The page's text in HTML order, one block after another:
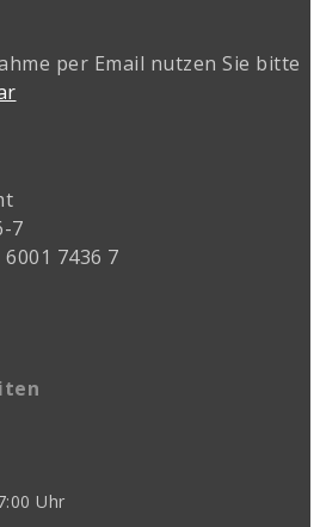
per Email nutzen Sie bitte
7
7436 7
Uhr